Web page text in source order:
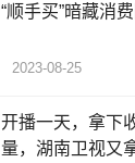
“顺手买”暗藏消
2023-08-25
开播一天，拿下
量，湖南卫视又